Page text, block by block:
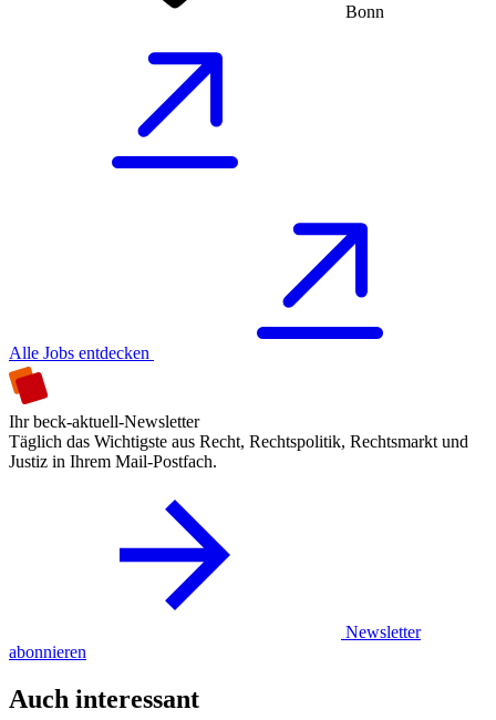
Bonn
Alle Jobs entdecken
Ihr beck-aktuell-Newsletter
Täglich das Wichtigste aus Recht, Rechtspolitik, Rechtsmarkt und
Justiz in Ihrem Mail-Postfach.
Newsletter
abonnieren
Auch interessant